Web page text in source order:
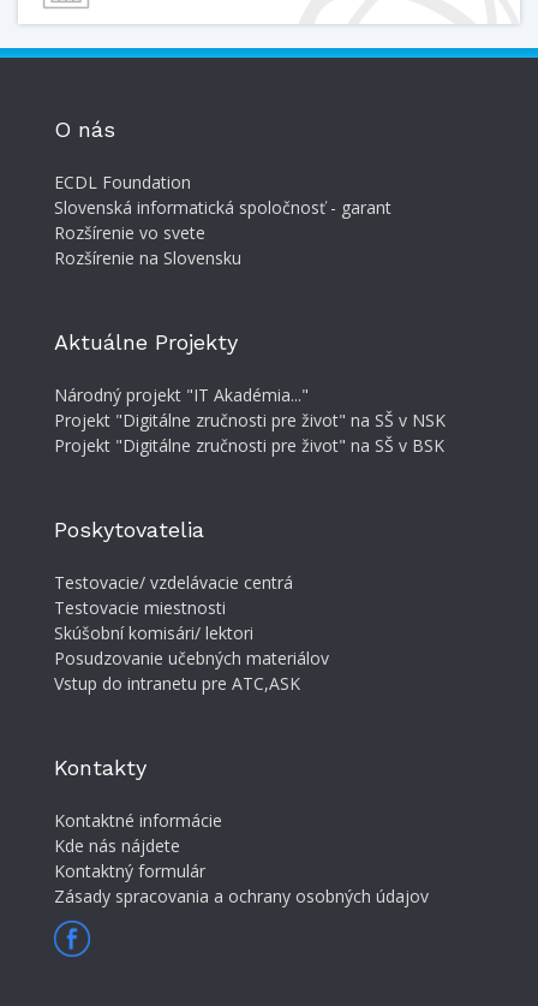
O nás
ECDL Foundation
Slovenská informatická spoločnosť - garant
Rozšírenie vo svete
Rozšírenie na Slovensku
Aktuálne Projekty
Národný projekt "IT Akadémia..."
Projekt "Digitálne zručnosti pre život" na SŠ v NSK
Projekt "Digitálne zručnosti pre život" na SŠ v BSK
Poskytovatelia
Testovacie/ vzdelávacie centrá
Testovacie miestnosti
Skúšobní komisári/ lektori
Posudzovanie učebných materiálov
Vstup do intranetu pre ATC,ASK
Kontakty
Kontaktné informácie
Kde nás nájdete
Kontaktný formulár
Zásady spracovania a ochrany osobných údajov